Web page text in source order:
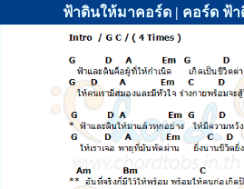
ฟ้าดินให้มาคอร์ด | คอร์ด ฟ้า